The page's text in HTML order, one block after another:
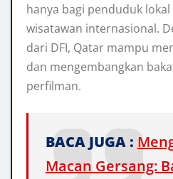
hanya bagi penduduk
wisatawan internasional.
dari DFI, Qatar mampu
dan mengembangkan
perfilman.
BACA JUGA :
Macan Gersang: